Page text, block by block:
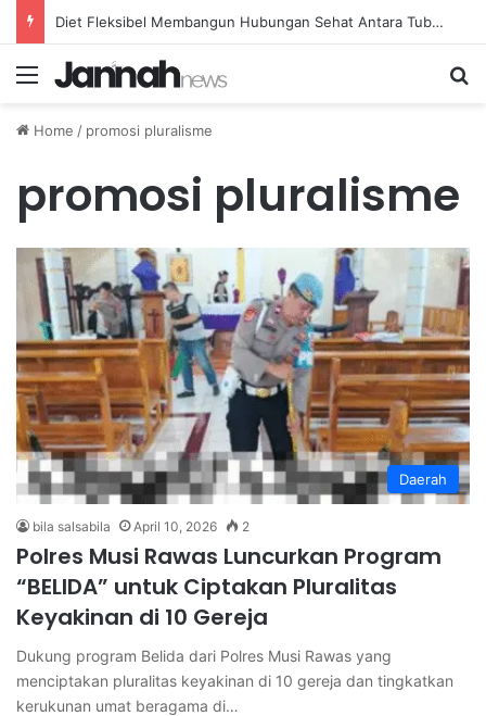
Diet Fleksibel Membangun Hubungan Sehat Antara Tubuh dan Makanan Sehari-hari
Menu
Home / promosi pluralisme
promosi pluralisme
Daerah
bila salsabila April 10, 2026 2
Polres Musi Rawas Luncurkan Program
“BELIDA” untuk Ciptakan Pluralitas
Keyakinan di 10 Gereja
Dukung program Belida dari Polres Musi Rawas yang
menciptakan pluralitas keyakinan di 10 gereja dan tingkatkan
kerukunan umat beragama di…